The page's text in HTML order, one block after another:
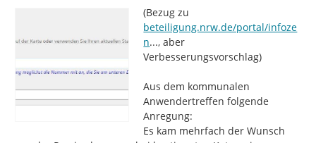
(Bezug zu
beteiligung.nrw.de/portal/infoze
ntrale/beteiligung/themen/1000787/
..., aber
Verbesserungsvorschlag)
Aus dem kommunalen
Anwendertreffen folgende
Anregung:
Es kam mehrfach der Wunsch